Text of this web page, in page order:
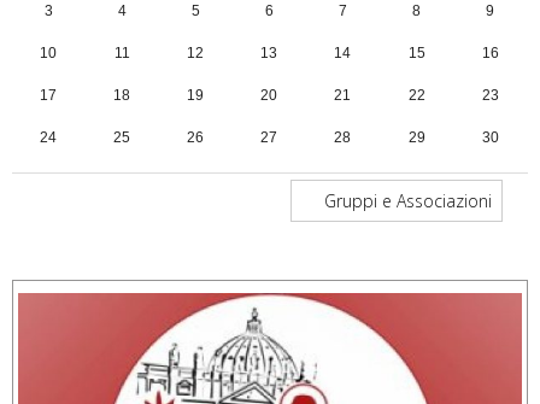
3 4 5 6 7 8 9
10 11 12 13 14 15 16
17 18 19 20 21 22 23
24 25 26 27 28 29 30
31 1 2 3 4 5 6
Gruppi e Associazioni